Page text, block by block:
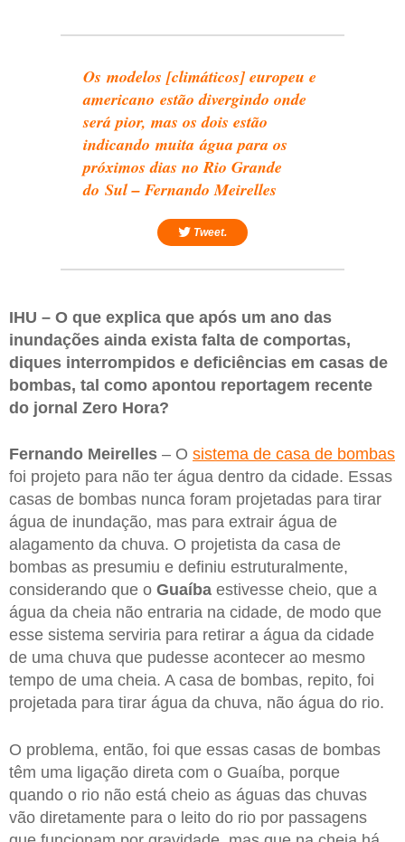
Os modelos [climáticos] europeu e
americano estão divergindo onde
será pior, mas os dois estão
indicando muita água para os
próximos dias no Rio Grande
do Sul – Fernando Meirelles
Tweet.
IHU – O que explica que após um ano das
inundações ainda exista falta de comportas,
diques interrompidos e deficiências em casas de
bombas, tal como apontou reportagem recente
do jornal Zero Hora?
Fernando Meirelles – O sistema de casa de bombas
foi projeto para não ter água dentro da cidade. Essas
casas de bombas nunca foram projetadas para tirar
água de inundação, mas para extrair água de
alagamento da chuva. O projetista da casa de
bombas as presumiu e definiu estruturalmente,
considerando que o Guaíba estivesse cheio, que a
água da cheia não entraria na cidade, de modo que
esse sistema serviria para retirar a água da cidade
de uma chuva que pudesse acontecer ao mesmo
tempo de uma cheia. A casa de bombas, repito, foi
projetada para tirar água da chuva, não água do rio.
O problema, então, foi que essas casas de bombas
têm uma ligação direta com o Guaíba, porque
quando o rio não está cheio as águas das chuvas
vão diretamente para o leito do rio por passagens